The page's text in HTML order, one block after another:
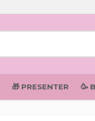
🎁 PRESENTER 🥳